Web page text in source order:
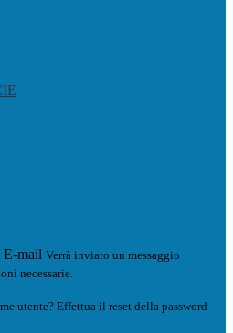
E-mail Verrà inviato un messaggio
necessarie.
utente? Effettua il reset della password